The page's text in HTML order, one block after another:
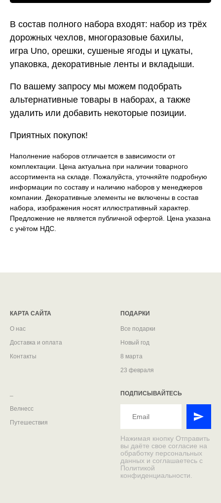
В состав полного набора входят: набор из трёх
дорожных чехлов, многоразовые бахилы,
игра Uno, орешки, сушеные ягоды и цукаты,
упаковка, декоративные ленты и вкладыши.
По вашему запросу мы можем подобрать
альтернативные товары в наборах, а также
удалить или добавить некоторые позиции.
Приятных покупок!
Наполнение наборов отличается в зависимости от
комплектации. Цена актуальна при наличии товарного
ассортимента на складе. Пожалуйста, уточняйте подробную
информации по составу и наличию наборов у менеджеров
компании. Декоративные элементы не включены в состав
набора, изображения носят иллюстративный характер.
Предложение не является публичной офертой. Цена указана
с учётом НДС.
КАРТА САЙТА
О нас
Доставка и оплата
Контакты
ПОДАРКИ
Все подарки
Новый год
8 марта
23 февраля
Велнесс
Путешествия
ПОДПИСЫВАЙТЕСЬ
Нажимая кнопку Отправить
вы даёте свое согласие на
обработку персональных
данных и соглашаетесь с
Политикой
конфиденциальности.